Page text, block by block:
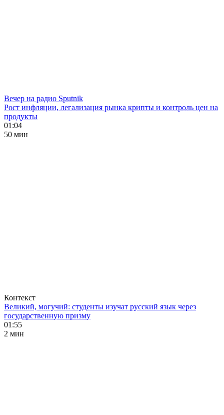
Вечер на радио Sputnik
Рост инфляции, легализация рынка крипты и контроль цен на
продукты
01:04
50 мин
Контекст
Великий, могучий: студенты изучат русский язык через
государственную призму
01:55
2 мин